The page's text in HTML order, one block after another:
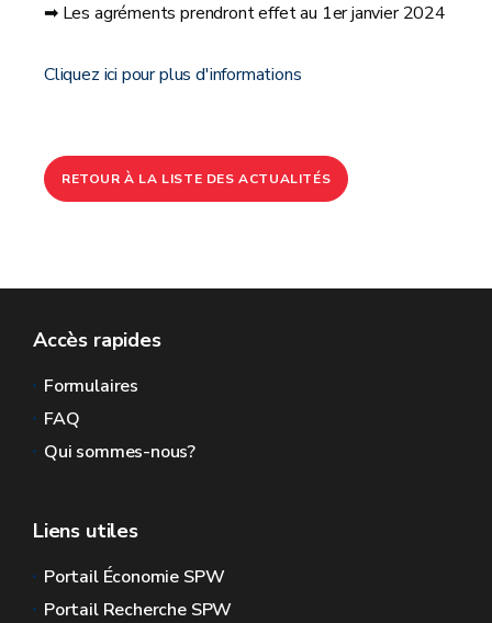
➡ Les agréments prendront effet au 1er janvier 2024
Cliquez ici pour plus d'informations
RETOUR À LA LISTE DES ACTUALITÉS
Accès rapides
Formulaires
FAQ
Qui sommes-nous?
Liens utiles
Portail Économie SPW
Portail Recherche SPW